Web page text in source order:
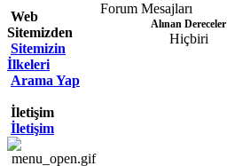
Web
Sitemizden
Sitemizin
İlkeleri
Arama Yap
İletişim
İletişim
Forum Mesajları
Alınan Dereceler
Hiçbiri